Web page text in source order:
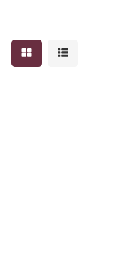
Mostrar resultados
Mostrar